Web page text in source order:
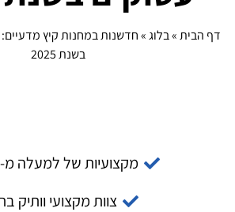
דף הבית»בלוג»חדשנות במחנות קיץ מדעיים:
בשנת 2025
מקצועיות של למעלה מ- 14
צוות מקצועי וותיק